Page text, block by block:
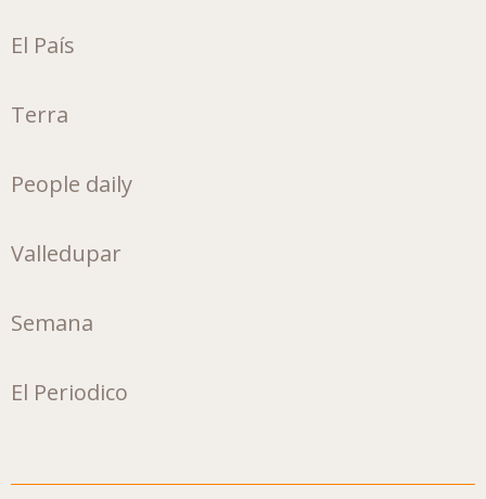
El País
Terra
People daily
Valledupar
Semana
El Periodico